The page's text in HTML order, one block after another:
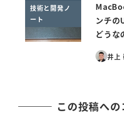
技術と開発ノ
ート
ンチ
どうな
井上
この投稿への